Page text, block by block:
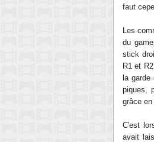
faut
Les
du
stick
R1 et
la
piques,
grâce
C'est
avait